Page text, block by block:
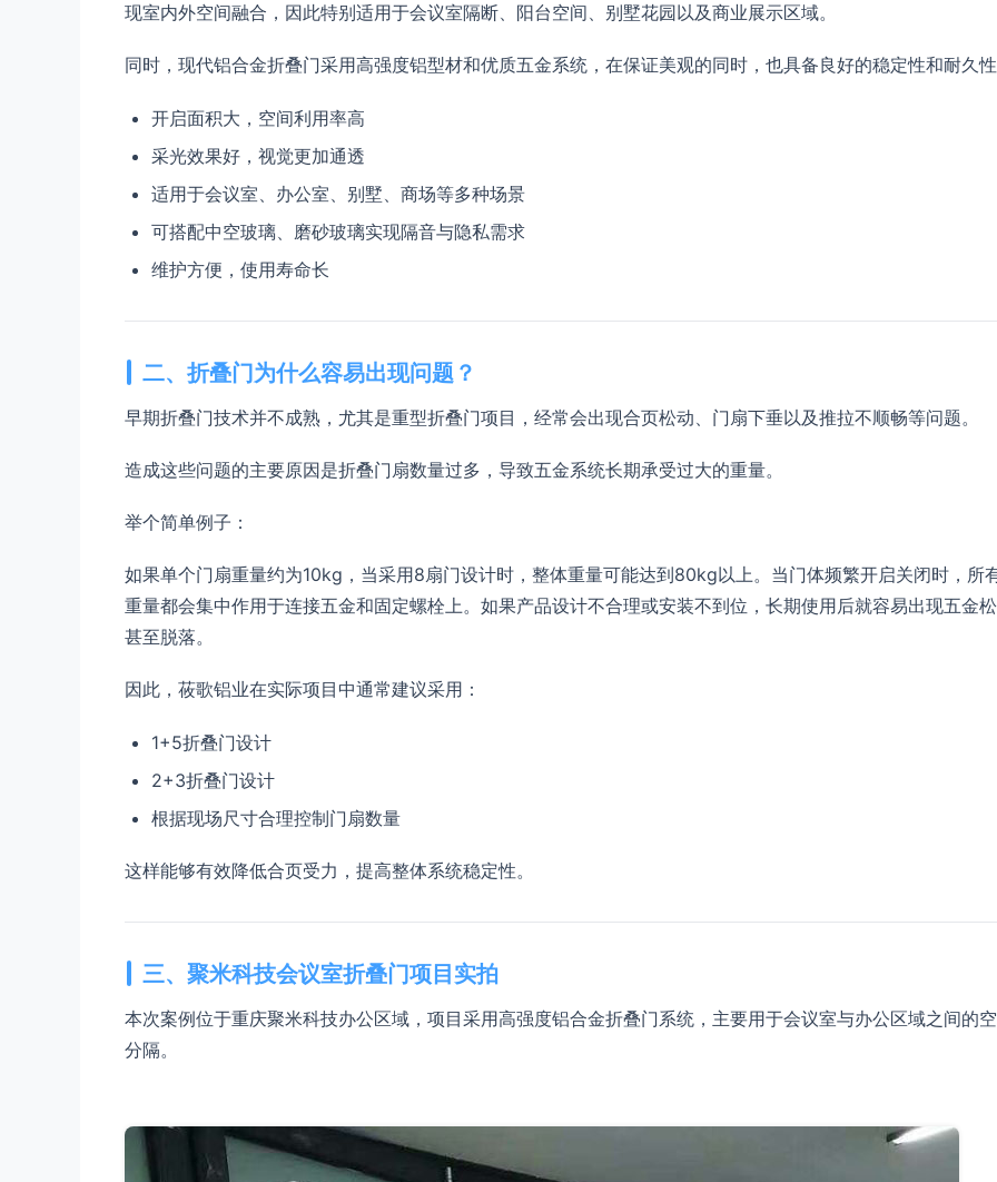
现室内外空间融合，因此特别适用于会议室隔断、阳台空间、别墅花园以及商业展示区域。
同时，现代铝合金折叠门采用高强度铝型材和优质五金系统，在保证美观的同时，也具备良好的稳定性和耐久
开启面积大，空间利用率高
采光效果好，视觉更加通透
适用于会议室、办公室、别墅、商场等多种场景
可搭配中空玻璃、磨砂玻璃实现隔音与隐私需求
维护方便，使用寿命长
二、折叠门为什么容易出现问题？
早期折叠门技术并不成熟，尤其是重型折叠门项目，经常会出现合页松动、门扇下垂以及推拉不顺畅等问题。
造成这些问题的主要原因是折叠门扇数量过多，导致五金系统长期承受过大的重量。
举个简单例子：
如果单个门扇重量约为10kg，当采用8扇门设计时，整体重量可能达到80kg以上。当门体频繁开启关闭时，所
重量都会集中作用于连接五金和固定螺栓上。如果产品设计不合理或安装不到位，长期使用后就容易出现五金
甚至脱落。
因此，莜歌铝业在实际项目中通常建议采用：
1+5折叠门设计
2+3折叠门设计
根据现场尺寸合理控制门扇数量
这样能够有效降低合页受力，提高整体系统稳定性。
三、聚米科技会议室折叠门项目实拍
本次案例位于重庆聚米科技办公区域，项目采用高强度铝合金折叠门系统，主要用于会议室与办公区域之间的
分隔。